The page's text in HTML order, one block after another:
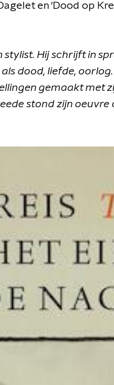
en ‘Dood op
Hij schrijft in
dood, liefde,
gemaakt met
stond zijn oeuvre